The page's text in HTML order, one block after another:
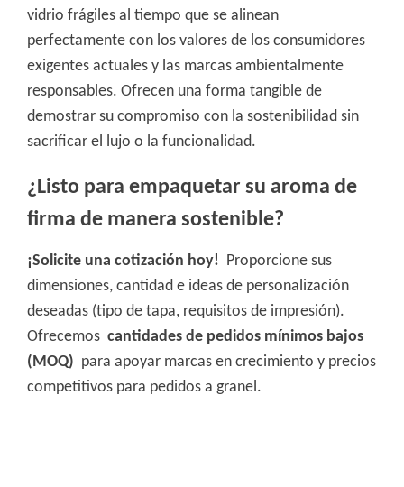
vidrio frágiles al tiempo que se alinean
perfectamente con los valores de los consumidores
exigentes actuales y las marcas ambientalmente
responsables. Ofrecen una forma tangible de
demostrar su compromiso con la sostenibilidad sin
sacrificar el lujo o la funcionalidad.
¿Listo para empaquetar su aroma de
firma de manera sostenible?
¡Solicite una cotización hoy!
Proporcione sus
dimensiones, cantidad e ideas de personalización
deseadas (tipo de tapa, requisitos de impresión).
Ofrecemos cantidades de pedidos mínimos bajos
(MOQ) para apoyar marcas en crecimiento y precios
competitivos para pedidos a granel.